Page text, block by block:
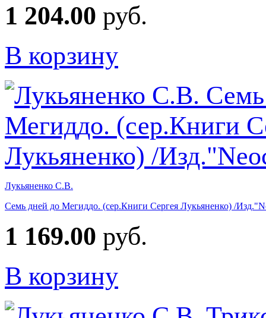
1 204.00 руб.
В корзину
Лукьяненко С.В.
Семь дней до Мегиддо. (сер.Книги Сергея Лукьяненко) /
1 169.00 руб.
В корзину